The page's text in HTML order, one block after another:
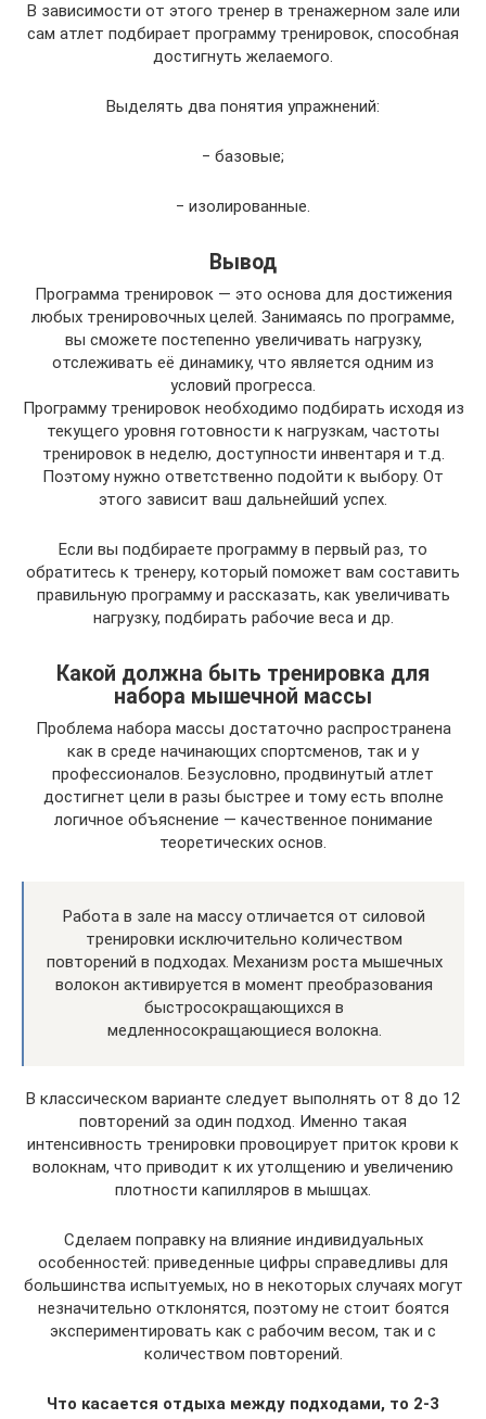
В зависимости от этого тренер в тренажерном зале или
сам атлет подбирает программу тренировок, способная
достигнуть желаемого.
Выделять два понятия упражнений:
‒ базовые;
‒ изолированные.
Вывод
Программа тренировок — это основа для достижения
любых тренировочных целей. Занимаясь по программе,
вы сможете постепенно увеличивать нагрузку,
отслеживать её динамику, что является одним из
условий прогресса.
Программу тренировок необходимо подбирать исходя из
текущего уровня готовности к нагрузкам, частоты
тренировок в неделю, доступности инвентаря и т.д.
Поэтому нужно ответственно подойти к выбору. От
этого зависит ваш дальнейший успех.
Если вы подбираете программу в первый раз, то
обратитесь к тренеру, который поможет вам составить
правильную программу и рассказать, как увеличивать
нагрузку, подбирать рабочие веса и др.
Какой должна быть тренировка для
набора мышечной массы
Проблема набора массы достаточно распространена
как в среде начинающих спортсменов, так и у
профессионалов. Безусловно, продвинутый атлет
достигнет цели в разы быстрее и тому есть вполне
логичное объяснение — качественное понимание
теоретических основ.
Работа в зале на массу отличается от силовой
тренировки исключительно количеством
повторений в подходах. Механизм роста мышечных
волокон активируется в момент преобразования
быстросокращающихся в
медленносокращающиеся волокна.
В классическом варианте следует выполнять от 8 до 12
повторений за один подход. Именно такая
интенсивность тренировки провоцирует приток крови к
волокнам, что приводит к их утолщению и увеличению
плотности капилляров в мышцах.
Сделаем поправку на влияние индивидуальных
особенностей: приведенные цифры справедливы для
большинства испытуемых, но в некоторых случаях могут
незначительно отклонятся, поэтому не стоит боятся
экспериментировать как с рабочим весом, так и с
количеством повторений.
Что касается отдыха между подходами, то 2-3